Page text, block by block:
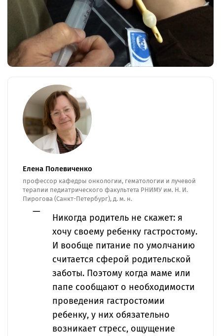
Елена Полевиченко
профессор кафедры онкологии, гематологии и лучевой
терапии педиатрического факультета РНИМУ им. Н. И.
Пирогова (Санкт-Петербург), д. м. н.
Никогда родитель не скажет: я
хочу своему ребенку гастростому.
И вообще питание по умолчанию
считается сферой родительской
заботы. Поэтому когда маме или
папе сообщают о необходимости
проведения гастростомии
ребенку, у них обязательно
возникает стресс, ощущение